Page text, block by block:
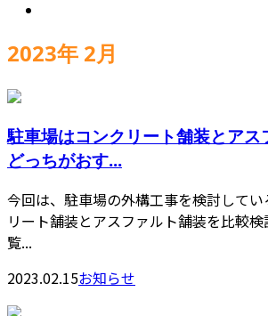
2023年 2月
駐車場はコンクリート舗装とアス
どっちがおす...
今回は、駐車場の外構工事を検討して
リート舗装とアスファルト舗装を比較
覧...
2023.02.15お知らせ